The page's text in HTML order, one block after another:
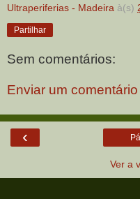
Ultraperiferias - Madeira à(s)
Partilhar
Sem comentários:
Enviar um comentário
‹
Ver a